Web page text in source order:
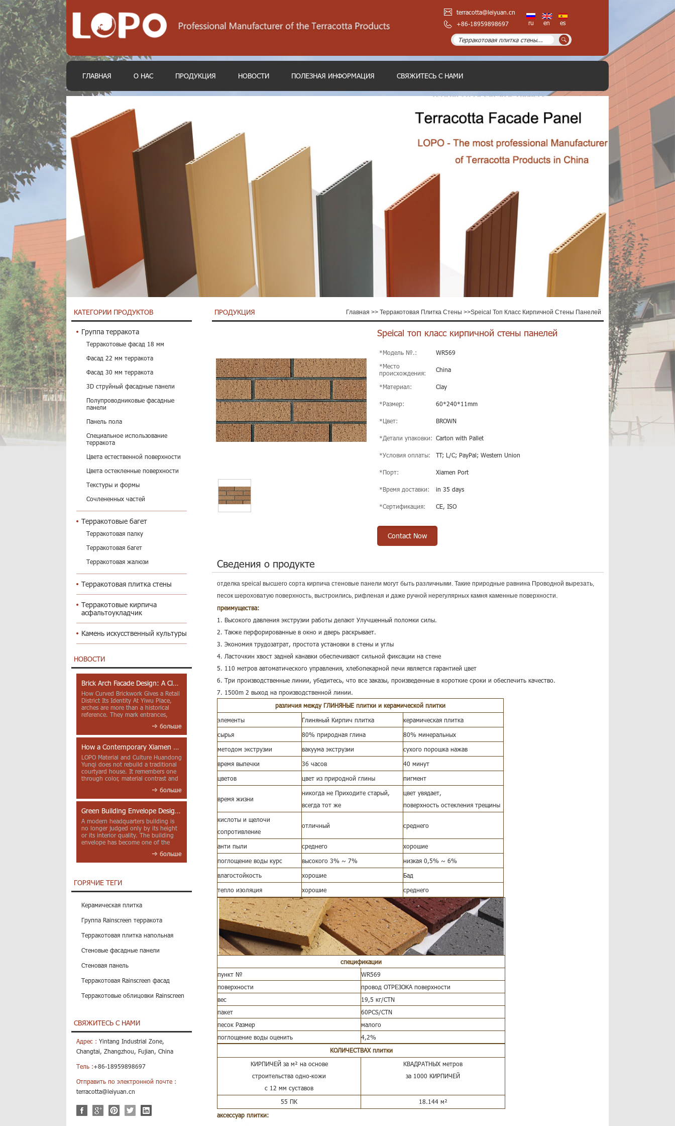
terracotta@leiyuan.cn
+86-18959898697
ru en es
ГЛАВНАЯ О НАС ПРОДУКЦИЯ НОВОСТИ ПОЛЕЗНАЯ ИНФОРМАЦИЯ СВЯЖИТЕСЬ С НАМИ
КАТЕГОРИИ ПРОДУКТОВ
Группа терракота
Терракотовые фасад 18 мм
Фасад 22 мм терракота
Фасад 30 мм терракота
3D струйный фасадные панели
Полупроводниковые фасадные
панели
Панель пола
Специальное использование
терракота
Цвета естественной поверхности
Цвета остекленные поверхности
Текстуры и формы
Сочлененных частей
Терракотовые багет
Терракотовая палку
Терракотовая багет
Терракотовая жалюзи
Терракотовая плитка стены
Терракотовые кирпича
асфальтоукладчик
Камень искусственный культуры
НОВОСТИ
Brick Arch Facade Design: A Closer Look at Yiwu Place
How Curved Brickwork Gives a Retail
District Its Identity At Yiwu Place,
arches are more than a historical
reference. They mark entrances,
больше
How a Contemporary Xiamen Project Reframes Minnan Red Brick
LOPO Material and Culture Huandong
Yunqi does not rebuild a traditional
courtyard house. It remembers one
through color, material contrast and
больше
Green Building Envelope Design: Clay Sunscreen Fins for Modern Headquarters Architecture
A modern headquarters building is
no longer judged only by its height
or its interior quality. The building
envelope has become one of the
больше
ГОРЯЧИЕ ТЕГИ
Керамическая плитка
Группа Rainscreen терракота
Терракотовая плитка напольная
Стеновые фасадные панели
Стеновая панель
Терракотовая Rainscreen фасад
Терракотовые облицовки Rainscreen
СВЯЖИТЕСЬ С НАМИ
Адрес : Yintang Industrial Zone,
Changtai, Zhangzhou, Fujian, China
Тель :+86-18959898697
Отправить по электронной почте :
terracotta@leiyuan.cn
ПРОДУКЦИЯ Главная >> Терракотовая Плитка Стены >>Speical Топ Класс Кирпичной Стены Панелей
Speical топ класс кирпичной стены панелей
*Модель №.:
WR569
*Место
происхождения:
China
*Материал: Clay
*Размер: 60*240*11mm
*Цвет: BROWN
*Детали упаковки: Carton with Pallet
*Условия оплаты: TT; L/C; PayPal; Western Union
*Порт: Xiamen Port
*Время доставки: in 35 days
*Сертификация: CE, ISO
Contact Now
Сведения о продукте
отделка speical высшего сорта кирпича стеновые панели могут быть различными. Такие природные равнина Проводной вырезать,
песок шероховатую поверхность, выстроились, рифленая и даже ручной нерегулярных камня каменные поверхности.
преимущества:
1. Высокого давления экструзии работы делают Улучшенный поломки силы.
2. Также перфорированные в окно и дверь раскрывает.
3. Экономия трудозатрат, простота установки в стены и углы
4. Ласточкин хвост задней канавки обеспечивают сильной фиксации на стене
5. 110 метров автоматического управления, хлебопекарной печи является гарантией цвет
6. Три производственные линии, убедитесь, что все заказы, произведенные в короткие сроки и обеспечить качество.
7. 1500m 2 выход на производственной линии.
различия между ГЛИНЯНЫЕ плитки и керамической плитки
элементы Глиняный Кирпич плитка керамическая плитка
сырья 80% природная глина 80% минеральных
методом экструзии вакуума экструзии сухого порошка нажав
время выпечки 36 часов 40 минут
цветов цвет из природной глины пигмент
время жизни
никогда не Приходите старый,
всегда тот же
цвет увядает,
поверхность остекления трещины
кислоты и щелочи
сопротивление
отличный среднего
анти пыли среднего хорошие
поглощение воды курс высокого 3% ~ 7% низкая 0,5% ~ 6%
влагостойкость хорошие Бад
тепло изоляция хорошие среднего
спецификации
пункт №
WR569
поверхности
провод ОТРЕЗОКА поверхности
вес
19,5 кг/CTN
пакет
60PCS/CTN
песок Размер
малого
поглощение воды оценить
4,2%
КОЛИЧЕСТВАХ плитки
КИРПИЧЕЙ за м² на основе
строительства одно-кожи
с 12 мм суставов
КВАДРАТНЫХ метров
за 1000 КИРПИЧЕЙ
55 ПК 18.144 м²
аксессуар плитки: